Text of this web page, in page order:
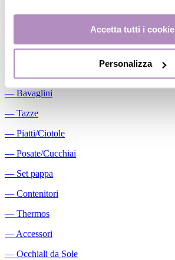
Accetta tutti i cookie
Personalizza
Conservalatte Materno
―Massaggiagengive
― Bavaglini
― Tazze
― Piatti/Ciotole
― Posate/Cucchiai
― Set pappa
― Contenitori
― Thermos
― Accessori
― Occhiali da Sole